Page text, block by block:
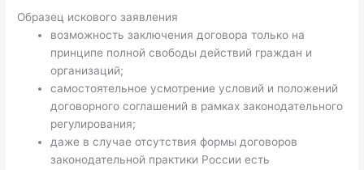
Образец искового заявления
возможность заключения договора только на
принципе полной свободы действий граждан и
организаций;
самостоятельное усмотрение условий и положений
договорного соглашений в рамках законодательного
регулирования;
даже в случае отсутствия формы договоров
законодательной практики России есть